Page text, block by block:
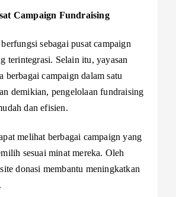
Campaign Fundraising
sebagai pusat campaign
terintegrasi. Selain itu, yayasan
berbagai campaign dalam satu
demikian, pengelolaan fundraising
dan efisien.
melihat berbagai campaign yang
sesuai minat mereka. Oleh
donasi membantu meningkatkan